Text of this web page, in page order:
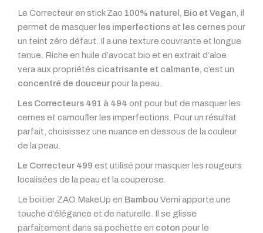
Le Correcteur en stick Zao 100% naturel, Bio et Vegan, il
permet de masquer l es imperfectionset les cernespour
un teint zéro défaut. Il a une texture couvrante et longue
tenue. Riche en huile d’avocat bio et en extrait d’aloe
vera aux propriétés cicatrisante et calmante, c’est un
concentré de douceurpour la peau.
Les Correcteurs 491 à 494 ont pour but de masquer les
cernes et camoufler les imperfections. Pour un résultat
parfait, choisissez une nuance en dessous de la couleur
de la peau.
Le Correcteur 499 est utilisé pour masquer les rougeurs
localisées de la peau et la couperose.
Le boitier ZAO MakeUp en Bambou Verni apporte une
touche d’élégance et de naturelle. Il se glisse
parfaitement dans sa pochette en coton pour le